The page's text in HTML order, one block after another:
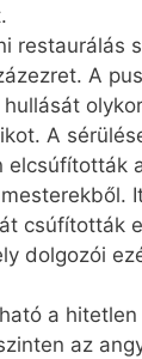
restaurálás
A
A
elcsúfították
csúfították
dolgozói
a hitetlen
az